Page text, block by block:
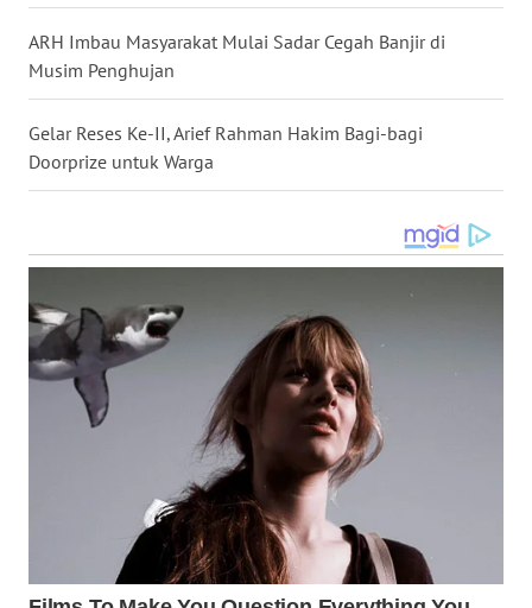
ARH Imbau Masyarakat Mulai Sadar Cegah Banjir di
Musim Penghujan
Gelar Reses Ke-II, Arief Rahman Hakim Bagi-bagi
Doorprize untuk Warga
SELATAN
WN
TANJUNG
LESUNG
WN
SIMALUNGUN
WN
LABUHANBATU
SERDANG